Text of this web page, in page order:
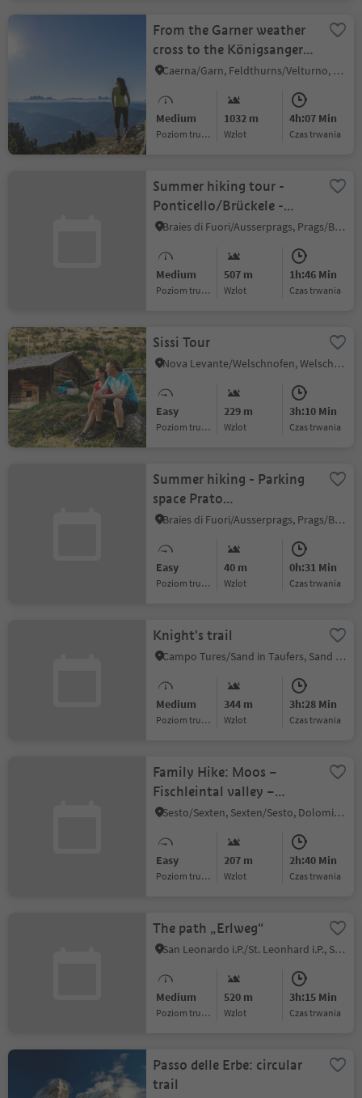
From the Garner weather
cross to the Königsanger
peak
Caerna/Garn, Feldthurns/Velturno, Brixen/Bressanone and environs
Medium
Poziom trudności
1032 m
Wzlot
4h:07 Min
czas trwania
Summer hiking tour -
Ponticello/Brückele -
Prato Piazza/Plätzwiese
Braies di Fuori/Ausserprags, Prags/Braies, Dolomites Region 3 Zinnen
Medium
Poziom trudności
507 m
Wzlot
1h:46 Min
czas trwania
Sissi Tour
Nova Levante/Welschnofen, Welschnofen/Nova Levante, Dolomites Region Eggental
Easy
Poziom trudności
229 m
Wzlot
3h:10 Min
czas trwania
Summer hiking - Parking
space Prato
Piazza/Plätzwiese - Rif.
Vallandro/Dürrensteinhütte
Braies di Fuori/Ausserprags, Prags/Braies, Dolomites Region 3 Zinnen
Easy
Poziom trudności
40 m
Wzlot
0h:31 Min
czas trwania
Knight's trail
Campo Tures/Sand in Taufers, Sand in Taufers/Campo Tures, Ahrntal/Valle Aurina
Medium
Poziom trudności
344 m
Wzlot
3h:28 Min
czas trwania
Family Hike: Moos –
Fischleintal valley –
Talschlusshütte hut
Sesto/Sexten, Sexten/Sesto, Dolomites Region 3 Zinnen
Easy
Poziom trudności
207 m
Wzlot
2h:40 Min
czas trwania
The path „Erlweg“
San Leonardo i.P./St. Leonhard i.P., St.Leonhard in Passeier/San Leonardo in Passiria, Meran/Merano and environs
Medium
Poziom trudności
520 m
Wzlot
3h:15 Min
czas trwania
Passo delle Erbe: circular
trail